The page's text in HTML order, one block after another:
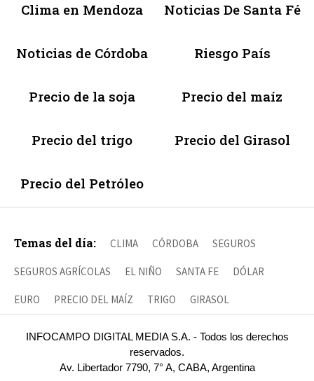
Clima en Mendoza Noticias De Santa Fé
Noticias de Córdoba Riesgo País
Precio de la soja Precio del maíz
Precio del trigo Precio del Girasol
Precio del Petróleo
Temas del día: CLIMA CÓRDOBA SEGUROS
SEGUROS AGRÍCOLAS EL NIÑO SANTA FE DÓLAR
EURO PRECIO DEL MAÍZ TRIGO GIRASOL
INFOCAMPO DIGITAL MEDIA S.A. - Todos los derechos
reservados.
Av. Libertador 7790, 7° A, CABA, Argentina